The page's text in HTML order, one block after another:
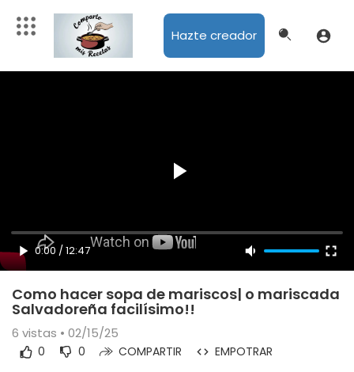
Hazte creador
0:00 /12:47
Como hacer sopa de mariscos| o mariscada
Salvadoreña facilísimo!!
6 vistas • 02/15/25
0 0 COMPARTIR EMPOTRAR